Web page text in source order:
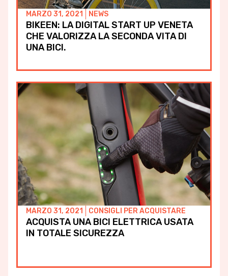
MARZO 31, 2021 NEWS
BIKEEN: LA DIGITAL START UP VENETA
CHE VALORIZZA LA SECONDA VITA DI
UNA BICI.
MARZO 31, 2021 CONSIGLI PER ACQUISTARE
ACQUISTA UNA BICI ELETTRICA USATA
IN TOTALE SICUREZZA